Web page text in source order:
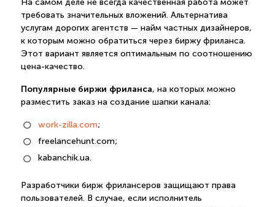
На самом деле не всегда качественная работа может
требовать значительных вложений. Альтернатива
услугам дорогих агентств — найм частных дизайнеров,
к которым можно обратиться через биржу фриланса.
Этот вариант является оптимальным по соотношению
цена-качество.
Популярные биржи фриланса, на которых можно
разместить заказ на создание шапки канала:
work-zilla.com;
freelancehunt.com;
kabanchik.ua.
Разработчики бирж фрилансеров защищают права
пользователей. В случае, если исполнитель